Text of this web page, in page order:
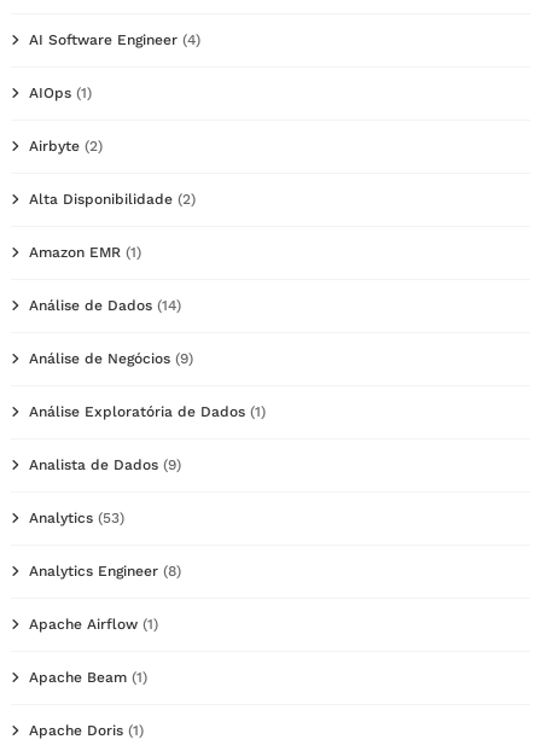
AI Software Engineer (4)
AIOps (1)
Airbyte (2)
Alta Disponibilidade (2)
Amazon EMR (1)
Análise de Dados (14)
Análise de Negócios (9)
Análise Exploratória de Dados (1)
Analista de Dados (9)
Analytics (53)
Analytics Engineer (8)
Apache Airflow (1)
Apache Beam (1)
Apache Doris (1)